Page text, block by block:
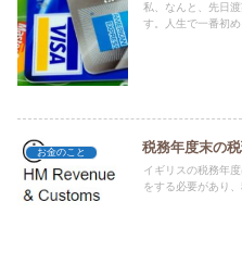
私、なんと、先日
す。人生で一番初
お金のこと 税務年度末の
イギリスの税務年
をする必要があり